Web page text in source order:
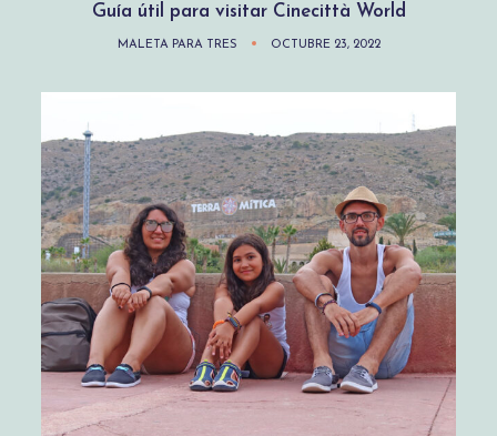
Guía útil para visitar Cinecittà World
MALETA PARA TRES OCTUBRE 23, 2022